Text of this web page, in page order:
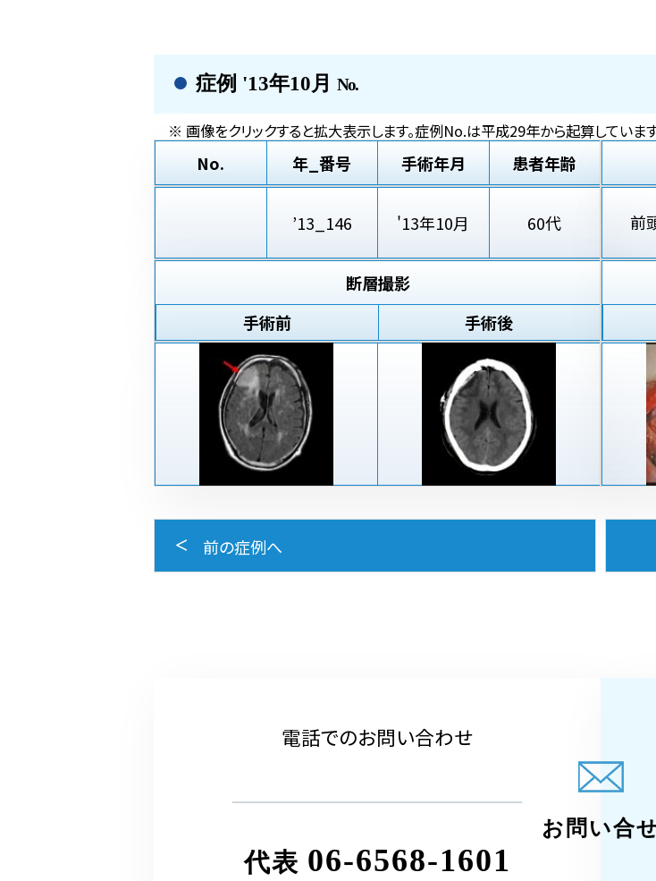
症例 '13年10月 No.
※ 画像をクリックすると拡大表示します。症例No.は平成29年から起算しています
No. 年_番号 手術年月 患者年齢
’13_146 '13年10月 60代 前
断層撮影
手術前
手術後
前の症例へ
電話でのお問い合わせ
代表 06-6568-1601
お問い合